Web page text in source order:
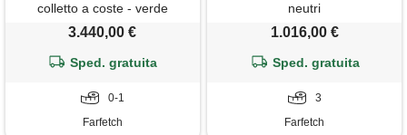
colletto a coste - verde
3.440,00 €
Sped. gratuita
0-1
Farfetch
neutri
1.016,00 €
Sped. gratuita
3
Farfetch